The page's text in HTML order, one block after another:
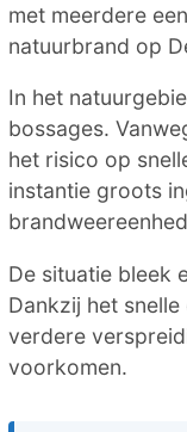
met meerdere
natuurbrand op
In het
bossages.
het risico op
instantie groots
De situatie bleek
Dankzij het
verdere
voorkomen.